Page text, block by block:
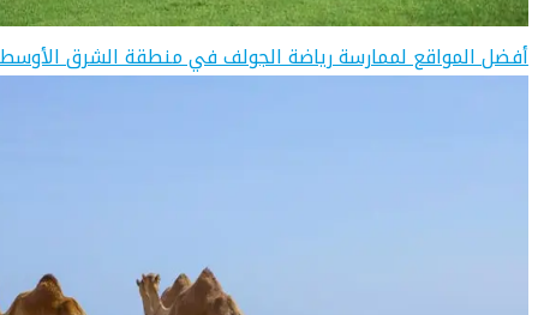
أفضل المواقع لممارسة رياضة الجولف في منطقة الشرق الأوسط